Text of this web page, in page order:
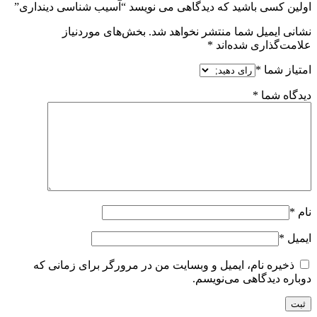
اولین کسی باشید که دیدگاهی می نویسد “آسیب شناسی دینداری”
نشانی ایمیل شما منتشر نخواهد شد. بخش‌های موردنیاز
علامت‌گذاری شده‌اند *
امتیاز شما *
دیدگاه شما *
نام *
ایمیل *
ذخیره نام، ایمیل و وبسایت من در مرورگر برای زمانی که
دوباره دیدگاهی می‌نویسم.